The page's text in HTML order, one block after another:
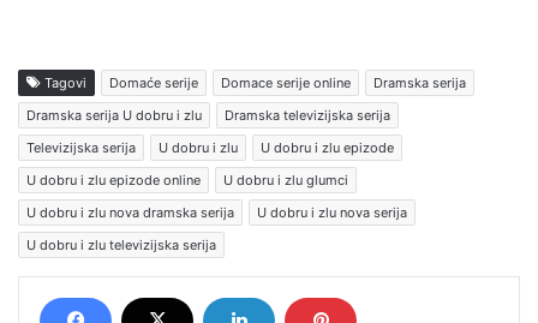
Tagovi Domaće serije Domace serije online
Dramska serija
Dramska serija U dobru i zlu
Dramska televizijska serija
Televizijska serija
U dobru i zlu
U dobru i zlu epizode
U dobru i zlu epizode online
U dobru i zlu glumci
U dobru i zlu nova dramska serija
U dobru i zlu nova serija
U dobru i zlu televizijska serija